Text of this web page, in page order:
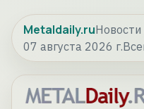
Metaldaily.ruНовости
07 августа 2026 г.